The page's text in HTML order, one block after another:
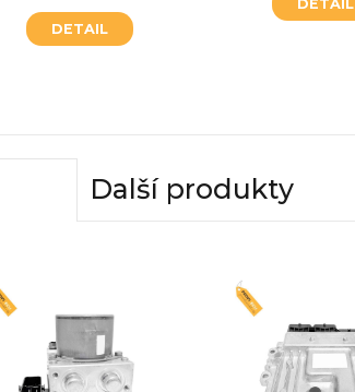
DETAIL
DETAIL
Další produkty